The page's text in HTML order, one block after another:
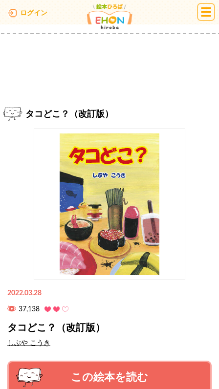
ログイン 絵本ひろば
タコどこ？（改訂版）
2022.03.28
37,138
タコどこ？（改訂版）
しぶや こうき
この絵本を読む